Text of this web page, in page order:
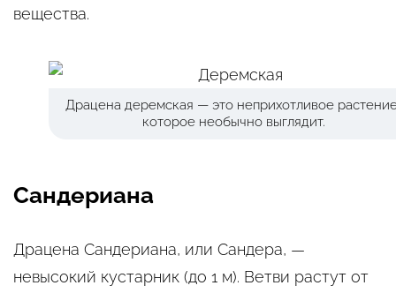
вещества.
Драцена деремская — это неприхотливое
которое необычно выглядит.
Сандериана
Драцена Сандериана, или Сандера, —
невысокий кустарник (до 1 м). Ветви растут от